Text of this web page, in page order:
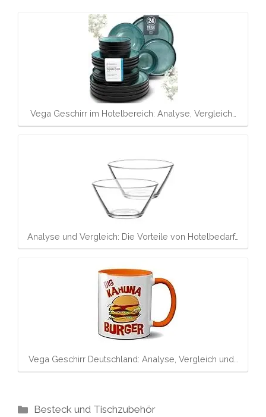
Vega Geschirr im Hotelbereich: Analyse, Vergleich…
Analyse und Vergleich: Die Vorteile von Hotelbedarf…
Vega Geschirr Deutschland: Analyse, Vergleich und…
Kategorien
Besteck und Tischzubehör